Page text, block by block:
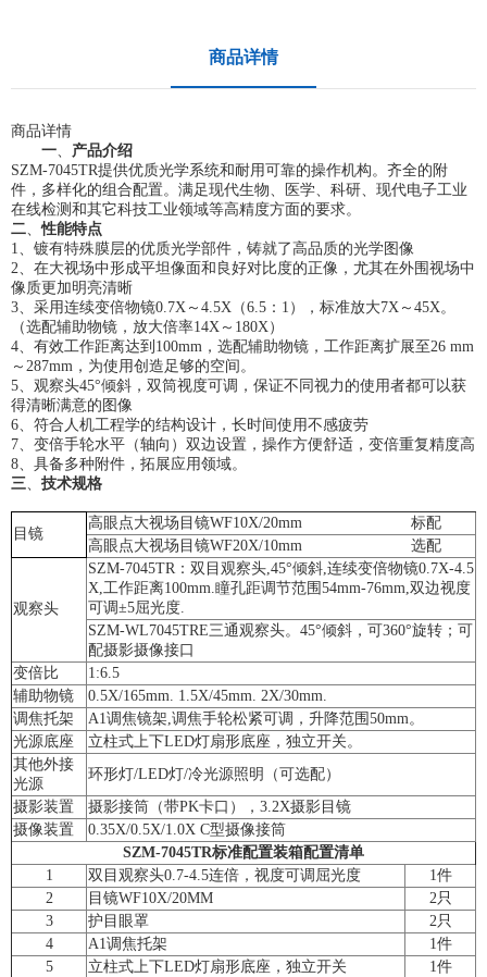
商品详情
商品详情
一、 产品介绍
SZM-7045TR提供优质光学系统和耐用可靠的操作机构。齐全的附
件，多样化的组合配置。满足现代生物、医学、科研、现代电子工业
在线检测和其它科技工业领域等高精度方面的要求。
二、性能特点
1、 镀有特殊膜层的优质光学部件，铸就了高品质的光学图像
2、 在大视场中形成平坦像面和良好对比度的正像，尤其在外围视场中
像质更加明亮清晰
3、 采用连续变倍物镜0.7X～4.5X（6.5 ： 1），标准放大7X～45X。
（选配辅助物镜，放大倍率14X～180X）
4、 有效工作距离达到 100mm，选配辅助物镜，工作距离扩展至26 mm
～287mm，为使用创造足够的空间 。
5、 观察头45°倾斜，双筒视度可调，保证不同视力的使用者都可以获
得清晰满意的图像
6、 符合人机工程学的结构设计，长时间使用不感疲劳
7、 变倍手轮水平（轴向）双边设置，操作方便舒适，变倍重复精度高
8、 具备多种附件，拓展应用领域。
三、 技术规格
目镜
高眼点大视场目镜WF10X/20mm 标配
高眼点大视场目镜WF20X/10mm 选配
观察头
SZM-7045TR：双目观察头,45°倾斜,连续变倍物镜0.7X-4.5
X,工作距离100mm.瞳孔距调节范围54mm-76mm,双边视度
可调±5屈光度.
SZM-WL7045TRE三通观察头。45°倾斜，可360°旋转；可
配摄影摄像接口
变倍比
1:6.5
辅助物镜
0.5X/165mm. 1.5X/45mm. 2X/30mm.
调焦托架
A1调焦镜架,调焦手轮松紧可调，升降范围50mm。
光源底座
立柱式上下LED灯扇形底座，独立开关。
其他外接
光源
环形灯/LED灯/冷光源照明（可选配）
摄影装置
摄影接筒（带PK卡口），3.2X摄影目镜
摄像装置
0.35X/0.5X/1.0X C型摄像接筒
SZM-7045TR标准配置装箱配置清单
1
双目观察头0.7-4.5连倍，视度可调屈光度
1件
2
目镜WF10X/20MM
2只
3
护目眼罩
2只
4
A1调焦托架
1件
5
立柱式上下LED灯扇形底座，独立开关
1件